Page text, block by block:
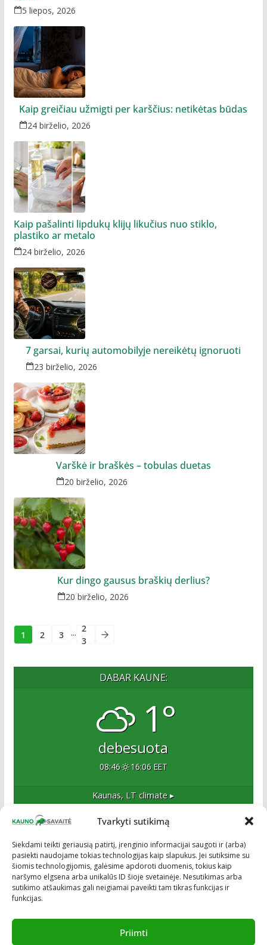
Tvarkyti sutikimą
Siekdami teikti geriausią patirtį, įrenginio informacijai saugoti ir (arba)
pasiekti naudojame tokias technologijas kaip slapukus. Jei sutiksime su
šiomis technologijomis, galėsime apdoroti duomenis, tokius kaip
naršymo elgsena arba unikalūs ID šioje svetainėje. Nesutikimas arba
sutikimo atšaukimas gali neigiamai paveikti tam tikras funkcijas ir
funkcijas.
Priimti
5 liepos, 2026
Kaip greičiau užmigti per karščius: netikėtas būdas
24 birželio, 2026
Kaip pašalinti lipdukų klijų likučius nuo stiklo,
plastiko ar metalo
24 birželio, 2026
7 garsai, kurių automobilyje nereikėtų ignoruoti
23 birželio, 2026
Varškė ir braškės – tobulas duetas
20 birželio, 2026
Kur dingo gausus braškių derlius?
20 birželio, 2026
1 2 3 ... 2
3
DABAR KAUNE:
1°
debesuota
08:46 16:06 EET
Kaunas, LT climate ▸
Esame naujas Kaune, tačiau veržlus ir profesionalus
kolektyvas. Ne naujokai žiniasklaidoje. Į Kauną
žengiame tvirtai įsitikinę savo sėkme.